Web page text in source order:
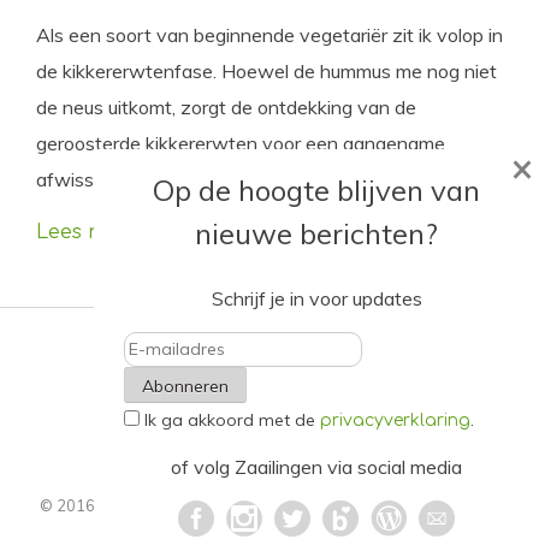
Als een soort van beginnende vegetariër zit ik volop in
de kikkererwtenfase. Hoewel de hummus me nog niet
de neus uitkomt, zorgt de ontdekking van de
geroosterde kikkererwten voor een aangename
afwisseling. Zo maak je ze.
Lees meer
© 2016 - 2021. Alle rechten voorbehouden. Privacyverklaring
Op de hoogte blijven van
nieuwe berichten?
Schrijf je in voor updates
E-
mailadres
Ik ga akkoord met de privacyverklaring.
of volg Zaailingen via social media
×